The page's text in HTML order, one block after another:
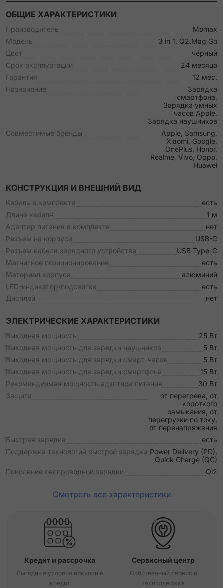
ОБЩИЕ ХАРАКТЕРИСТИКИ
Производитель
Momax
Модель
3 in 1, Q2.Mag Go
Цвет
чёрный
Срок эксплуатации
24 месяца
Гарантия
12 мес.
Назначение
Зарядка
смартфона,
Зарядка умных
часов Apple,
Зарядка наушников
Совместимые бренды
Apple, Samsung,
Xiaomi, Google,
OnePlus, Honor,
Realme, Vivo, Oppo,
Huawei
КОНСТРУКЦИЯ И ВНЕШНИЙ ВИД
Кабель в комплекте
есть
Длина кабеля
1 м
Адаптер питания в комплекте
нет
Разъем на корпусе
USB-C
Разъем кабеля зарядного устройства
USB Type-C
Магнитное позиционирование
есть
Материал корпуса
алюминий
LED-индикатор/подсветка
есть
Дисплей
нет
ЭЛЕКТРИЧЕСКИЕ ХАРАКТЕРИСТИКИ
Выходная мощность
25 Вт
Выходная мощность для зарядки наушников
5 Вт
Выходная мощность для зарядки смарт-часов
5 Вт
Выходная мощность для зарядки смартфона
15 Вт
Рекомендуемая мощность адаптера питания
30 Вт
Защита
от перегрева, от
короткого
замыкания, от
перегрузки по току,
от перенапряжения
Быстрая зарядка
есть
Поддержка технологий быстрой зарядки Power Delivery (PD),
Quick Charge (QC)
Поколение беспроводной зарядки
Qi2
Смотреть все характеристики
Кредит и рассрочка
Выгодные условия покупки в
кредит
Сервисный центр
Собственный сервис и
техподдержка